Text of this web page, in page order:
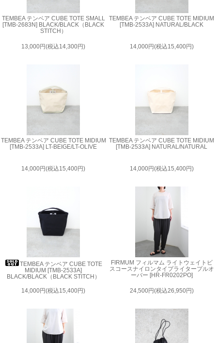
TEMBEA テンベア CUBE TOTE SMALL
[TMB-2683N] BLACK/BLACK（BLACK
STITCH）
13,000円(税込14,300円)
TEMBEA テンベア CUBE TOTE MIDIUM
[TMB-2533A] NATURAL/BLACK
14,000円(税込15,400円)
TEMBEA テンベア CUBE TOTE MIDIUM
[TMB-2533A] LT-BEIGE/LT-OLIVE
14,000円(税込15,400円)
TEMBEA テンベア CUBE TOTE MIDIUM
[TMB-2533A] NATURAL/NATURAL
14,000円(税込15,400円)
TEMBEA テンベア CUBE TOTE
MIDIUM [TMB-2533A]
BLACK/BLACK（BLACK STITCH）
14,000円(税込15,400円)
FIRMUM フィルマム ライトウェイトビ
スコースナイロンタイプライタープルオ
ーバー [HR-FR0202PO]
24,500円(税込26,950円)